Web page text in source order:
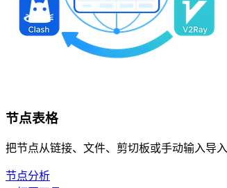
节点表格
把节点从链接、文件、剪切板或手动输入导
节点分析